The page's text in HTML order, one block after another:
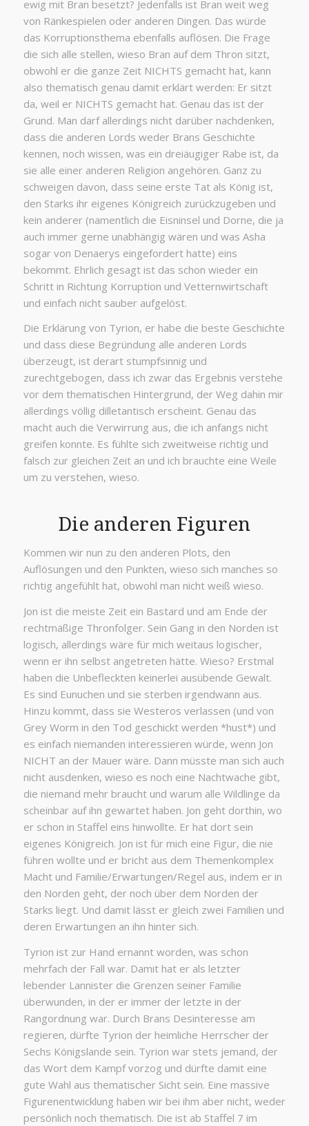
ewig mit Bran besetzt? Jedenfalls ist Bran weit weg
von Ränkespielen oder anderen Dingen. Das würde
das Korruptionsthema ebenfalls auflösen. Die Frage
die sich alle stellen, wieso Bran auf dem Thron sitzt,
obwohl er die ganze Zeit NICHTS gemacht hat, kann
also thematisch genau damit erklärt werden: Er sitzt
da, weil er NICHTS gemacht hat. Genau das ist der
Grund. Man darf allerdings nicht darüber nachdenken,
dass die anderen Lords weder Brans Geschichte
kennen, noch wissen, was ein dreiäugiger Rabe ist, da
sie alle einer anderen Religion angehören. Ganz zu
schweigen davon, dass seine erste Tat als König ist,
den Starks ihr eigenes Königreich zurückzugeben und
kein anderer (namentlich die Eisninsel und Dorne, die ja
auch immer gerne unabhängig wären und was Asha
sogar von Denaerys eingefordert hatte) eins
bekommt. Ehrlich gesagt ist das schon wieder ein
Schritt in Richtung Korruption und Vetternwirtschaft
und einfach nicht sauber aufgelöst.
Die Erklärung von Tyrion, er habe die beste Geschichte
und dass diese Begründung alle anderen Lords
überzeugt, ist derart stumpfsinnig und
zurechtgebogen, dass ich zwar das Ergebnis verstehe
vor dem thematischen Hintergrund, der Weg dahin mir
allerdings völlig dilletantisch erscheint. Genau das
macht auch die Verwirrung aus, die ich anfangs nicht
greifen konnte. Es fühlte sich zweitweise richtig und
falsch zur gleichen Zeit an und ich brauchte eine Weile
um zu verstehen, wieso.
Die anderen Figuren
Kommen wir nun zu den anderen Plots, den
Auflösungen und den Punkten, wieso sich manches so
richtig angefühlt hat, obwohl man nicht weiß wieso.
Jon ist die meiste Zeit ein Bastard und am Ende der
rechtmäßige Thronfolger. Sein Gang in den Norden ist
logisch, allerdings wäre für mich weitaus logischer,
wenn er ihn selbst angetreten hätte. Wieso? Erstmal
haben die Unbefleckten keinerlei ausübende Gewalt.
Es sind Eunuchen und sie sterben irgendwann aus.
Hinzu kommt, dass sie Westeros verlassen (und von
Grey Worm in den Tod geschickt werden *hust*) und
es einfach niemanden interessieren würde, wenn Jon
NICHT an der Mauer wäre. Dann müsste man sich auch
nicht ausdenken, wieso es noch eine Nachtwache gibt,
die niemand mehr braucht und warum alle Wildlinge da
scheinbar auf ihn gewartet haben. Jon geht dorthin, wo
er schon in Staffel eins hinwollte. Er hat dort sein
eigenes Königreich. Jon ist für mich eine Figur, die nie
führen wollte und er bricht aus dem Themenkomplex
Macht und Familie/Erwartungen/Regel aus, indem er in
den Norden geht, der noch über dem Norden der
Starks liegt. Und damit lässt er gleich zwei Familien und
deren Erwartungen an ihn hinter sich.
Tyrion ist zur Hand ernannt worden, was schon
mehrfach der Fall war. Damit hat er als letzter
lebender Lannister die Grenzen seiner Familie
überwunden, in der er immer der letzte in der
Rangordnung war. Durch Brans Desinteresse am
regieren, dürfte Tyrion der heimliche Herrscher der
Sechs Königslande sein. Tyrion war stets jemand, der
das Wort dem Kampf vorzog und dürfte damit eine
gute Wahl aus thematischer Sicht sein. Eine massive
Figurenentwicklung haben wir bei ihm aber nicht, weder
persönlich noch thematisch. Die ist ab Staffel 7 im